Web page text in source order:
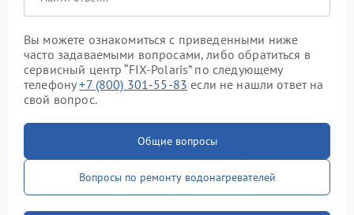
Вы можете ознакомиться с приведенными ниже
часто задаваемыми вопросами, либо обратиться в
сервисный центр “FIX-Polaris” по следующему
телефону+7 (800) 301-55-83 если не нашли ответ на
свой вопрос.
Общие вопросы
Вопросы по ремонту водонагревателей